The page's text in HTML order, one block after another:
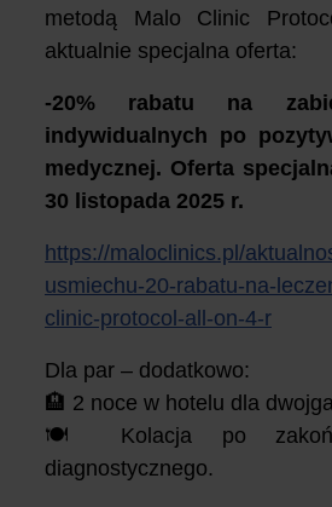
metodą Malo Clinic
aktualnie specjalna oferta:
-20% rabatu na
indywidualnych po
medycznej. Oferta
30 listopada 2025 r.
https://maloclinics.pl/
usmiechu-20-rabatu-na-
clinic-protocol-all-on-4-r
Dla par – dodatkowo:
🏨 2 noce w hotelu dla
🍽️ Kolacja po
diagnostycznego.